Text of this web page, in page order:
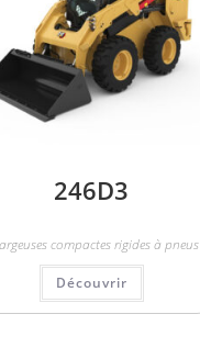
246D3
compactes rigides à pneus
Découvrir